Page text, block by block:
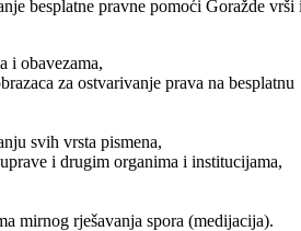
besplatne pravne pomoći Goražde vrši
obavezama,
za ostvarivanje prava na besplatnu
svih vrsta pismena,
i drugim organima i institucijama,